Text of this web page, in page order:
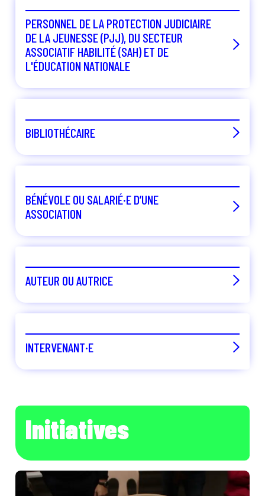
PERSONNEL DE LA PROTECTION JUDICIAIRE
DE LA JEUNESSE (PJJ), DU SECTEUR
ASSOCIATIF HABILITÉ (SAH) ET DE
L'ÉDUCATION NATIONALE
BIBLIOTHÉCAIRE
BÉNÉVOLE OU SALARIÉ·E D’UNE
ASSOCIATION
AUTEUR OU AUTRICE
INTERVENANT·E
Initiatives
À propos Contact
Rechercher